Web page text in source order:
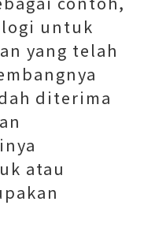
untuk
yang telah
diterima
atau